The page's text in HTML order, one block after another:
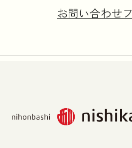
お問い合わせ